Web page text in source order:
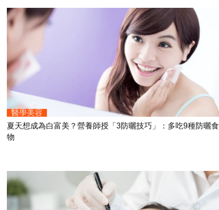
醫學美容
夏天想成為白富美？營養師授「3防曬技巧」：多吃9種防曬食
物